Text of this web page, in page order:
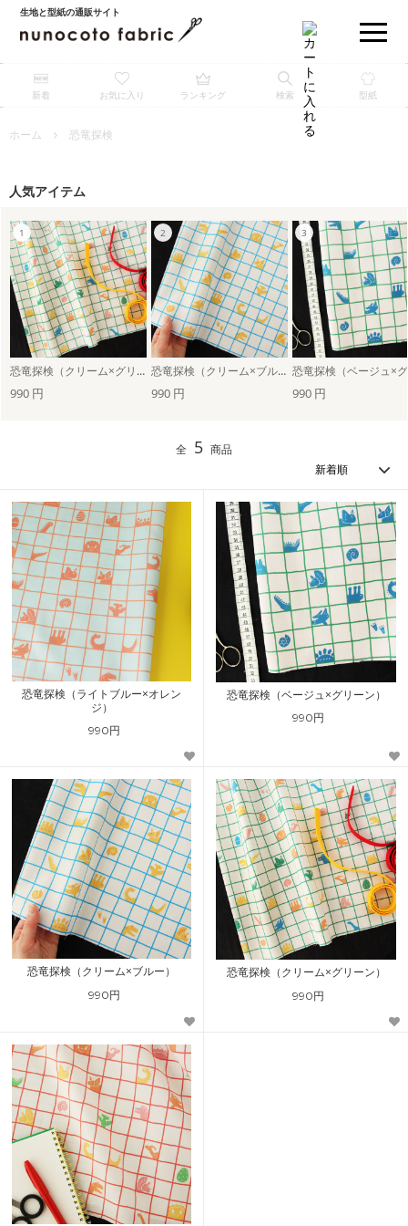
生地と型紙の通販サイト
新着 お気に入り ランキング 検索 型紙
ホーム 恐竜探検
人気アイテム
恐竜探検（クリーム×グリーン） 恐竜探検（クリーム×ブルー）
990 円 990 円 990 円
全 5 商品
恐竜探検（ライトブルー×オレン
ジ）
990円
恐竜探検（ベージュ×グリーン）
990円
恐竜探検（クリーム×ブルー）
990円
恐竜探検（クリーム×グリーン）
990円